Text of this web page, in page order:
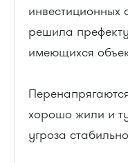
инвестиционных
решила
имеющихся
хорошо жили и
угроза